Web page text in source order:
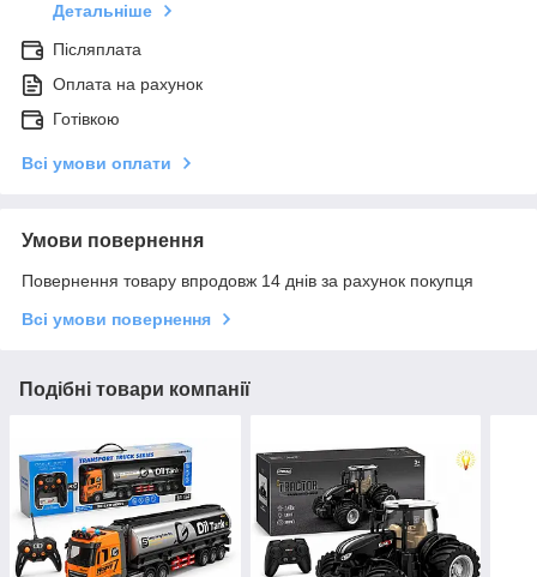
Детальніше
Післяплата
Оплата на рахунок
Готівкою
Всі умови оплати
Умови повернення
Повернення товару впродовж 14 днів за рахунок покупця
Всі умови повернення
Подібні товари компанії